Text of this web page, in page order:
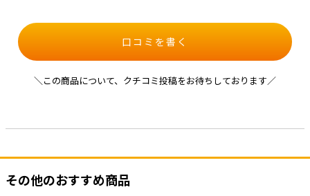
口コミを書く
＼この商品について、クチコミ投稿をお待ちしております／
その他のおすすめ商品